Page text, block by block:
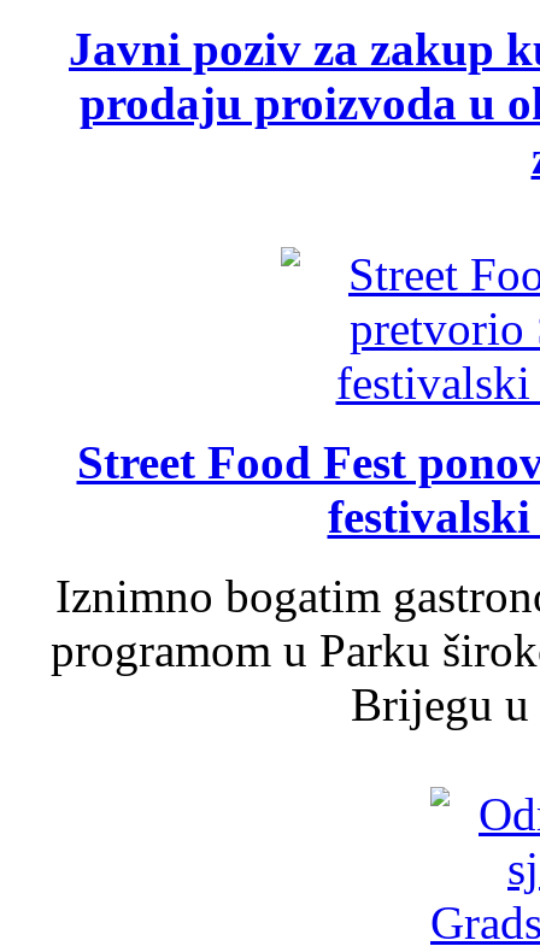
Javni poziv za zakup
prodaju proizvoda u
Street Food Fest
Iznimno bogatim
programom u Parku
Brijegu u